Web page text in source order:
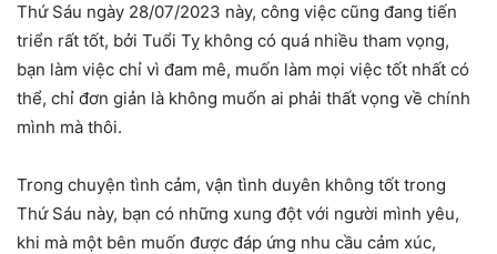
Thứ Sáu ngày 28/07/2023 này, công việc cũng đang tiến
triển rất tốt, bởi Tuổi Tỵ không có quá nhiều tham vọng,
bạn làm việc chỉ vì đam mê, muốn làm mọi việc tốt nhất có
thể, chỉ đơn giản là không muốn ai phải thất vọng về chính
mình mà thôi.
Trong chuyện tình cảm, vận tình duyên không tốt trong
Thứ Sáu này, bạn có những xung đột với người mình yêu,
khi mà một bên muốn được đáp ứng nhu cầu cảm xúc,